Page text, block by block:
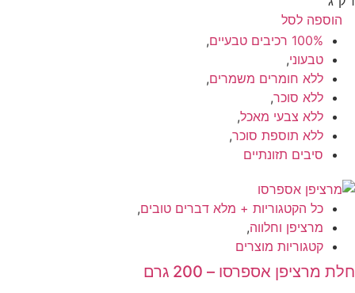
הוספה לסל
100% רכיבים טבעיים
,
טבעוני,
ללא חומרים משמרים,
ללא סוכר,
ללא צבעי מאכל,
ללא תוספת סוכר,
סיבים תזונתיים
כל הקטגוריות + מלא דברים טובים,
מרציפן וחלווה,
קטגוריות מוצרים
מרציפן אספרסו – 200 גרם